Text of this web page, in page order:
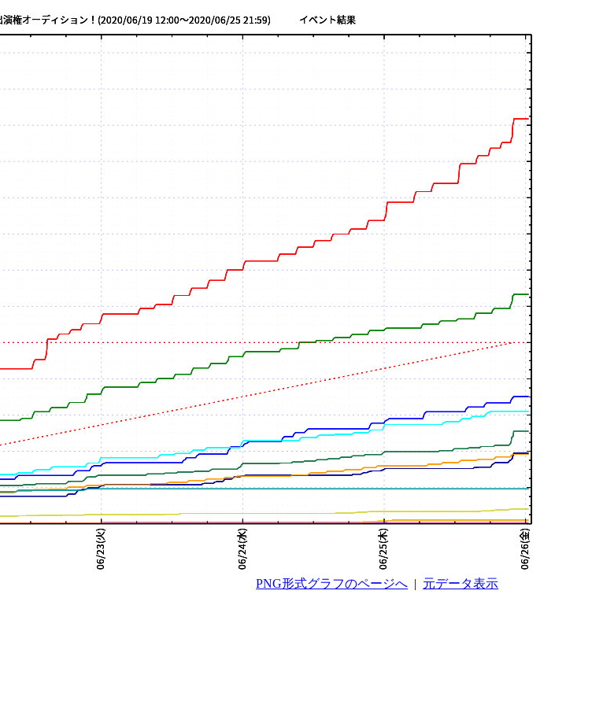
PNG形式グラフのページへ | 元データ表示